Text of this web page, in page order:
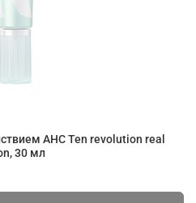
AHC Ten revolution real
30 мл